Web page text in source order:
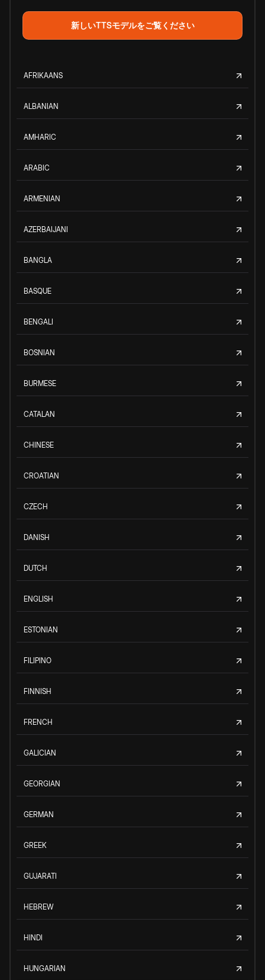
新しいTTSモデルをご覧ください
AFRIKAANS
ALBANIAN
AMHARIC
ARABIC
ARMENIAN
AZERBAIJANI
BANGLA
BASQUE
BENGALI
BOSNIAN
BURMESE
CATALAN
CHINESE
CROATIAN
CZECH
DANISH
DUTCH
ENGLISH
ESTONIAN
FILIPINO
FINNISH
FRENCH
GALICIAN
GEORGIAN
GERMAN
GREEK
GUJARATI
HEBREW
HINDI
HUNGARIAN